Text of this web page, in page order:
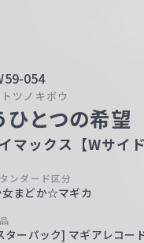
054
ツノキボウ
ひとつの希望
マックス【Wサイド
ンダード区分
まどか☆マギカ
ターパック] マギアレコー